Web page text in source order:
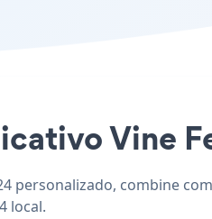
Vine
personalizado, combine
local.